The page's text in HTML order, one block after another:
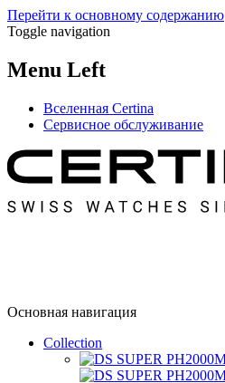
Перейти к основному содержанию
Toggle navigation
Menu Left
Вселенная Certina
Сервисное обслуживание
Основная навигация
Collection